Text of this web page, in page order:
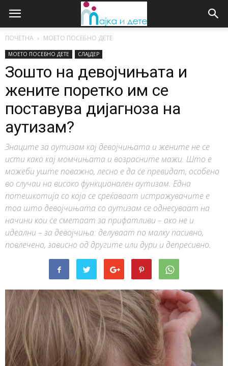
ПОЧЕТНА МОЕТО ПОСЕБНО ДЕТЕ
МОЕТО ПОСЕБНО ДЕТЕ СЛАЈДЕР
Зошто на девојчињата и
жените поретко им се
поставува дијагноза на
аутизам?
Знаците за аутизам кај девојчињата и жените не се
исти како кај момчињата и возрасните мажи. Што е
можеби уште поважно, лесно е да се превидат, особено
во случаи на високо функционален аутизам. Една
потешкотија со која се среќаваат истражувачите е
тоа што девојчињата со аутизам се однесуваат на
начини кои се сметаат за прифатливи – ако не и
идеални – за девојчиња: делуваат по малку пасивно,
повлечено, зависно од другите или дури и депресивно.